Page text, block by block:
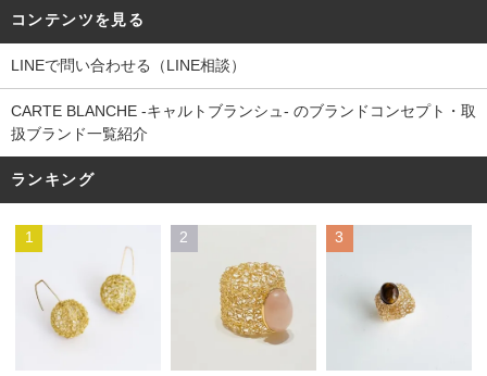
コンテンツを見る
LINEで問い合わせる（LINE相談）
CARTE BLANCHE -キャルトブランシュ- のブランドコンセプト・取
扱ブランド一覧紹介
ランキング
1 2 3